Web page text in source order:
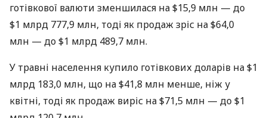
готівкової валюти зменшилася на $15,9 млн — до
$1 млрд 777,9 млн, тоді як продаж зріс на $64,0
млн — до $1 млрд 489,7 млн.
У травні населення купило готівкових доларів на $1
млрд 183,0 млн, що на $41,8 млн менше, ніж у
квітні, тоді як продаж виріс на $71,5 млн — до $1